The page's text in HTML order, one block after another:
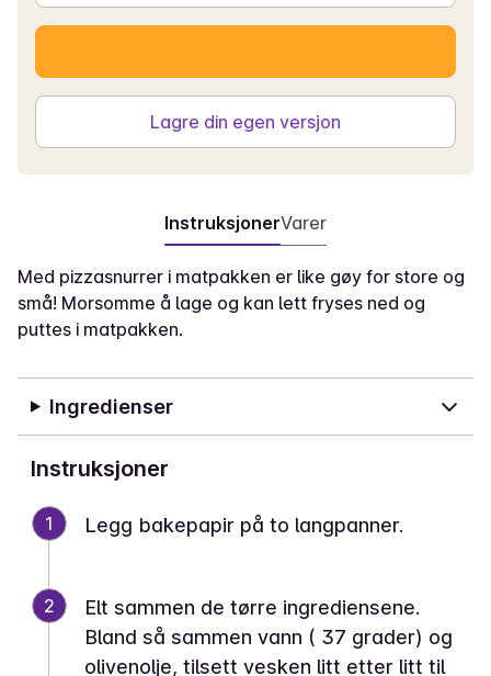
Lagre din egen versjon
InstruksjonerVarer
Med pizzasnurrer i matpakken er like gøy for store og
små! Morsomme å lage og kan lett fryses ned og
puttes i matpakken.
Ingredienser
Instruksjoner
1 Legg bakepapir på to langpanner.
2
Elt sammen de tørre ingrediensene.
Bland så sammen vann ( 37 grader) og
olivenolje, tilsett vesken litt etter litt til